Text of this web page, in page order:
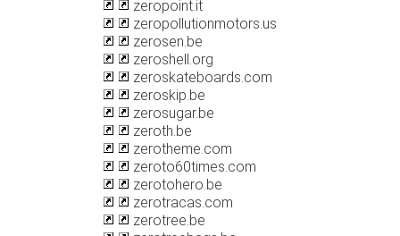
zeropoint.it
zeropollutionmotors.us
zerosen.be
zeroshell.org
zeroskateboards.com
zeroskip.be
zerosugar.be
zeroth.be
zerotheme.com
zeroto60times.com
zerotohero.be
zerotracas.com
zerotree.be